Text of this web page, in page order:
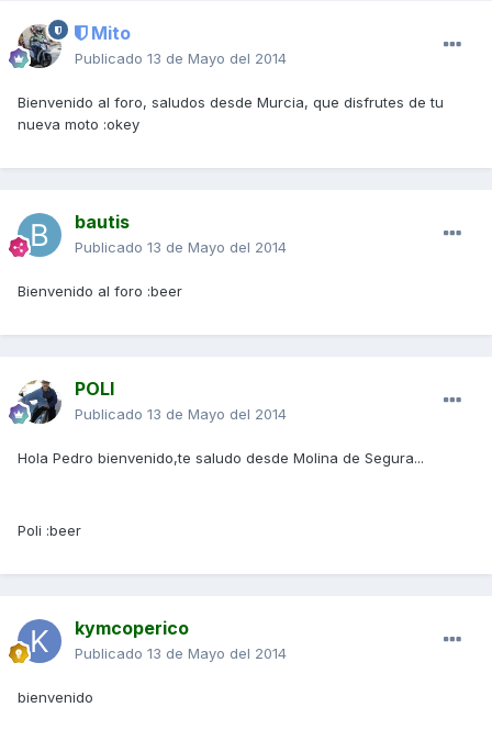
Mito
Publicado 13 de Mayo del 2014
Bienvenido al foro, saludos desde Murcia, que disfrutes de tu
nueva moto :okey
bautis
Publicado 13 de Mayo del 2014
Bienvenido al foro :beer
POLI
Publicado 13 de Mayo del 2014
Hola Pedro bienvenido,te saludo desde Molina de Segura...
Poli :beer
kymcoperico
Publicado 13 de Mayo del 2014
bienvenido